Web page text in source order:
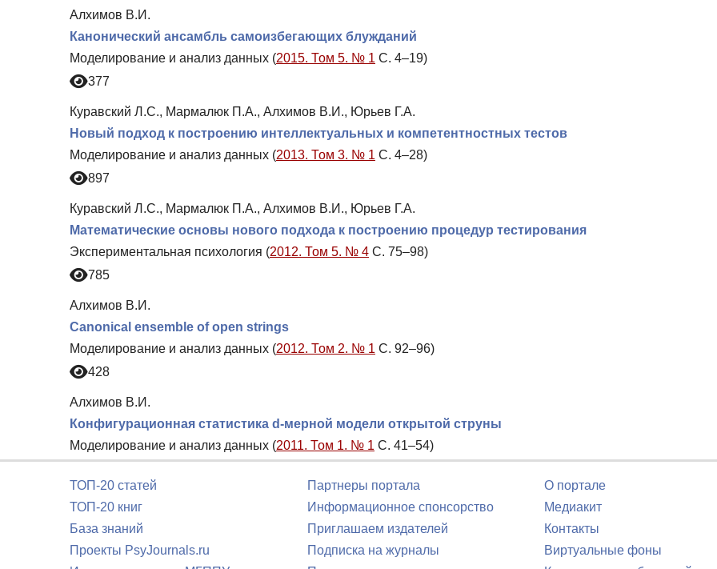
Алхимов В.И.
Канонический ансамбль самоизбегающих блужданий
Моделирование и анализ данных (2015. Том 5. № 1 С. 4–19)
377
Куравский Л.С., Мармалюк П.А., Алхимов В.И., Юрьев Г.А.
Новый подход к построению интеллектуальных и компетентностных тестов
Моделирование и анализ данных (2013. Том 3. № 1 С. 4–28)
897
Куравский Л.С., Мармалюк П.А., Алхимов В.И., Юрьев Г.А.
Математические основы нового подхода к построению процедур тестирования
Экспериментальная психология (2012. Том 5. № 4 С. 75–98)
785
Алхимов В.И.
Canonical ensemble of open strings
Моделирование и анализ данных (2012. Том 2. № 1 С. 92–96)
428
Алхимов В.И.
Конфигурационная статистика d-мерной модели открытой струны
Моделирование и анализ данных (2011. Том 1. № 1 С. 41–54)
ТОП-20 статей
ТОП-20 книг
База знаний
Проекты PsyJournals.ru
Партнеры портала
Информационное спонсорство
Приглашаем издателей
Подписка на журналы
О портале
Медиакит
Контакты
Виртуальные фоны